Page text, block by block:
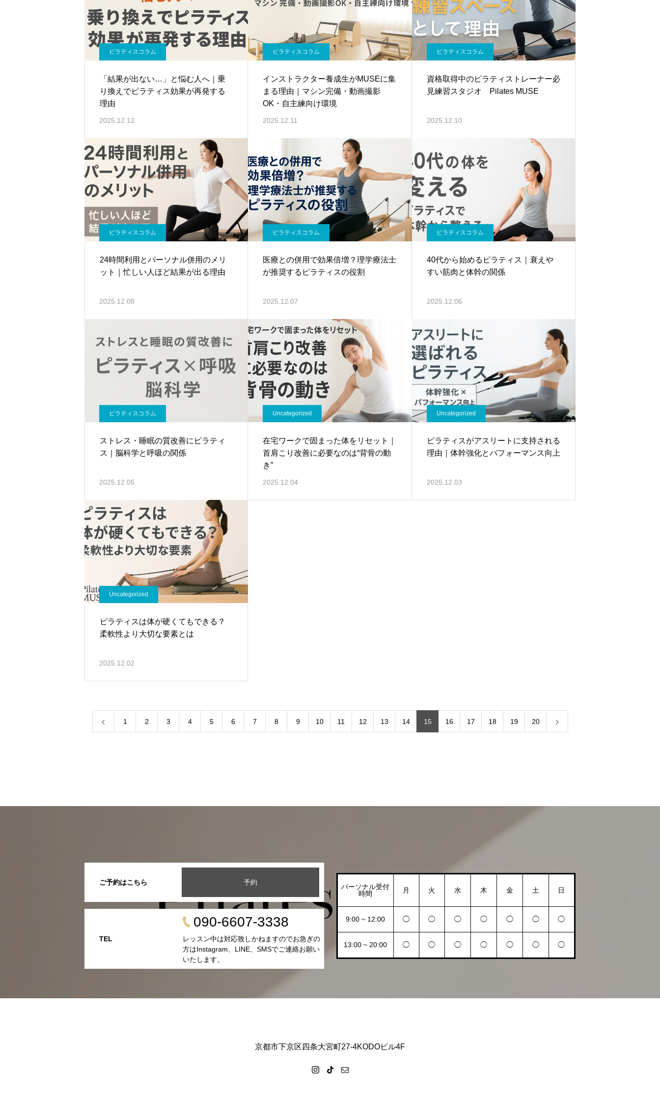
ピラティスコラム
「結果が出ない…」と悩む人へ｜乗
り換えでピラティス効果が再発する
理由
2025.12.12
ピラティスコラム
インストラクター養成生がMUSEに集
まる理由｜マシン完備・動画撮影
OK・自主練向け環境
2025.12.11
ピラティスコラム
資格取得中のピラティストレーナー必
見練習スタジオ Pilates MUSE
2025.12.10
ピラティスコラム
24時間利用とパーソナル併用のメリ
ット｜忙しい人ほど結果が出る理由
2025.12.08
ピラティスコラム
医療との併用で効果倍増？理学療法士
が推奨するピラティスの役割
2025.12.07
ピラティスコラム
40代から始めるピラティス｜衰えや
すい筋肉と体幹の関係
2025.12.06
ピラティスコラム
ストレス・睡眠の質改善にピラティ
ス｜脳科学と呼吸の関係
2025.12.05
Uncategorized
在宅ワークで固まった体をリセット｜
首肩こり改善に必要なのは“背骨の動
き”
2025.12.04
Uncategorized
ピラティスがアスリートに支持される
理由｜体幹強化とパフォーマンス向上
2025.12.03
Uncategorized
ピラティスは体が硬くてもできる？
柔軟性より大切な要素とは
2025.12.02
1 2 3 4 5 6 7 8 9 10 11 12 13 14 15 16 17 18 19 20
ご予約はこちら 予約
TEL
090-6607-3338
レッスン中は対応致しかねますのでお急ぎの
方はInstagram、LINE、SMSでご連絡お願い
いたします。
パーソナル受付
時間
月 火 水 木 金 土 日
9:00 ~ 12:00 ◯ ◯ ◯ ◯ ◯ ◯ ◯
13:00 ~ 20:00 ◯ ◯ ◯ ◯ ◯ ◯ ◯
京都市下京区四条大宮町27-4KODOビル4F